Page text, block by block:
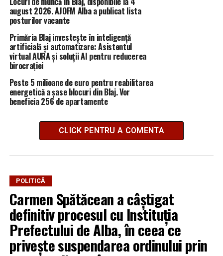
august 2026. AJOFM Alba a publicat lista
posturilor vacante
Primăria Blaj investește în inteligență
artificială și automatizare: Asistentul
virtual AURA și soluții AI pentru reducerea
birocrației
Peste 5 milioane de euro pentru reabilitarea
energetică a șase blocuri din Blaj. Vor
beneficia 256 de apartamente
CLICK PENTRU A COMENTA
POLITICĂ
Carmen Spătăcean a câștigat
definitiv procesul cu Instituția
Prefectului de Alba, în ceea ce
privește suspendarea ordinului prin